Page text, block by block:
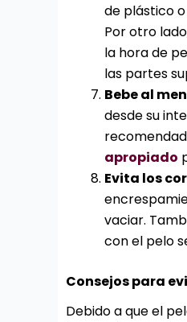
de plástico
Por otro
la hora de
las partes
Bebe al
desde su
apropiado
Evita los
vaciar.
con el pelo
Consejos para
Debido a que el